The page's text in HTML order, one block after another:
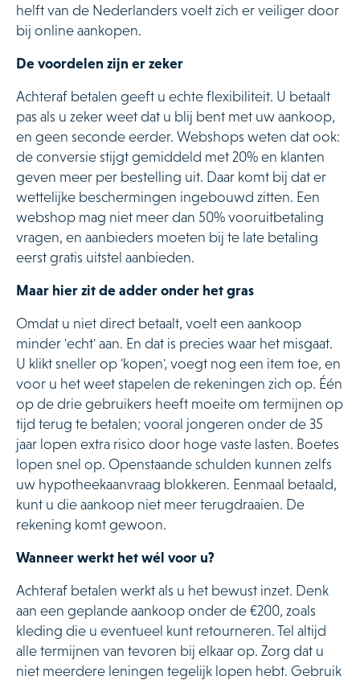
helft van de Nederlanders voelt zich er veiliger door
bij online aankopen.
De voordelen zijn er zeker
Achteraf betalen geeft u echte flexibiliteit. U betaalt
pas als u zeker weet dat u blij bent met uw aankoop,
en geen seconde eerder. Webshops weten dat ook:
de conversie stijgt gemiddeld met 20% en klanten
geven meer per bestelling uit. Daar komt bij dat er
wettelijke beschermingen ingebouwd zitten. Een
webshop mag niet meer dan 50% vooruitbetaling
vragen, en aanbieders moeten bij te late betaling
eerst gratis uitstel aanbieden.
Maar hier zit de adder onder het gras
Omdat u niet direct betaalt, voelt een aankoop
minder 'echt' aan. En dat is precies waar het misgaat.
U klikt sneller op 'kopen', voegt nog een item toe, en
voor u het weet stapelen de rekeningen zich op. Één
op de drie gebruikers heeft moeite om termijnen op
tijd terug te betalen; vooral jongeren onder de 35
jaar lopen extra risico door hoge vaste lasten. Boetes
lopen snel op. Openstaande schulden kunnen zelfs
uw hypotheekaanvraag blokkeren. Eenmaal betaald,
kunt u die aankoop niet meer terugdraaien. De
rekening komt gewoon.
Wanneer werkt het wél voor u?
Achteraf betalen werkt als u het bewust inzet. Denk
aan een geplande aankoop onder de €200, zoals
kleding die u eventueel kunt retourneren. Tel altijd
alle termijnen van tevoren bij elkaar op. Zorg dat u
niet meerdere leningen tegelijk lopen hebt. Gebruik